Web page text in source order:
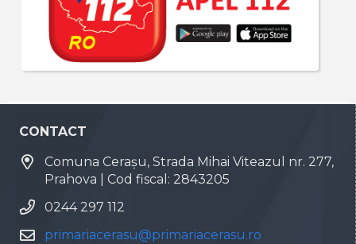
CONTACT
Comuna Cerașu, Strada Mihai Viteazul nr. 277,
Prahova | Cod fiscal: 2843205
0244 297 112
primariacerasu@primariacerasu.ro